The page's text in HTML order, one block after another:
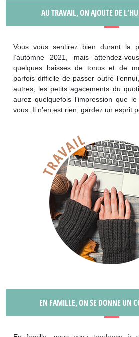
AU TRAVAIL, ON AJOUTE DE
Vous vous sentirez bien durant la
l’automne 2021, mais attendez-
quelques baisses de tonus et de
parfois difficile de passer outre
autres, les petits agacements du
aurez quelquefois l’impression que
vous. Il n’en est rien, gardez un esprit
EN FAMILLE, ON SE DONNE UN